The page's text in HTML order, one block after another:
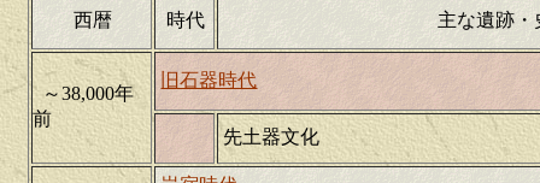
西暦 時代 主な遺跡・
～38,000年
前
旧石器時代
先土器文化